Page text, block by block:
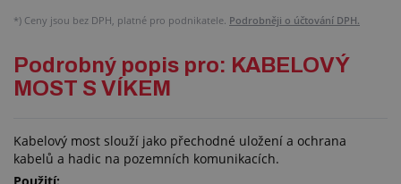
*) Ceny jsou bez DPH, platné pro podnikatele. Podrobněji o účtování DPH.
Podrobný popis pro: KABELOVÝ
MOST S VÍKEM
Kabelový most slouží jako přechodné uložení a ochrana
kabelů a hadic na pozemních komunikacích.